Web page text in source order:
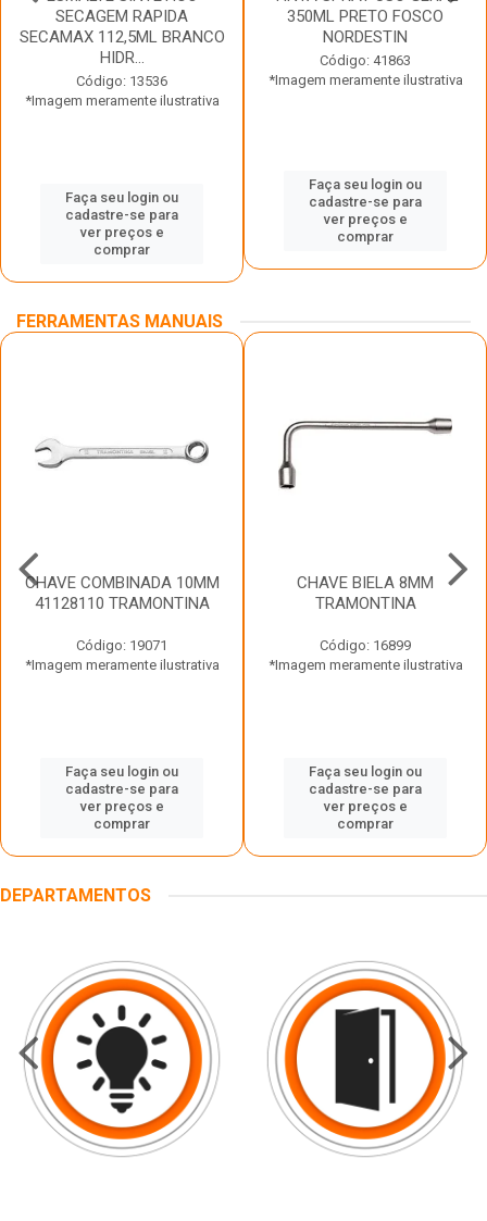
SECAGEM RAPIDA
SECAMAX 112,5ML BRANCO
HIDR...
Código: 13536
*Imagem meramente ilustrativa
Faça seu login ou
cadastre-se para
ver preços e
comprar
350ML PRETO FOSCO
NORDESTIN
Código: 41863
*Imagem meramente ilustrativa
Faça seu login ou
cadastre-se para
ver preços e
comprar
FERRAMENTAS MANUAIS
CHAVE COMBINADA 10MM
41128110 TRAMONTINA
Código: 19071
*Imagem meramente ilustrativa
Faça seu login ou
cadastre-se para
ver preços e
comprar
CHAVE BIELA 8MM
TRAMONTINA
Código: 16899
*Imagem meramente ilustrativa
Faça seu login ou
cadastre-se para
ver preços e
comprar
DEPARTAMENTOS